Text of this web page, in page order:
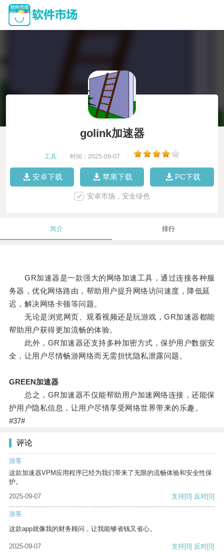
golink加速器
工具 时间：2025-09-07
安卓下载 苹果下载 PC下载
安卓市场，安全绿色
简介 排行
GR加速器是一款强大的网络加速工具，通过连接各种服
务器，优化网络路由，帮助用户提升网络访问速度，降低延
迟，解决网络卡顿等问题。
无论是浏览网页、观看视频还是玩游戏，GR加速器都能
帮助用户获得更加流畅的体验。
此外，GR加速器还支持多种加密方式，保护用户数据安
全，让用户尽情畅游网络而无需担忧隐私泄露问题。
GREEN加速器
总之，GR加速器不仅能帮助用户加速网络连接，还能保
护用户隐私信息，让用户尽情享受网络世界带来的乐趣。
#37#
评论
游客
这款加速器VPM应用程序已经为我们带来了无限的流畅体验和安全性保
护。
2025-09-07
支持[0] 反对[0]
游客
这款app就像我的财务顾问，让我能够省钱又省心。
2025-09-07 支持[0] 反对[0]